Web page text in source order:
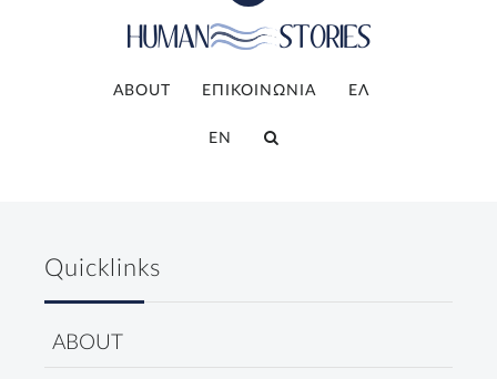
ABOUT ΕΠΙΚΟΙΝΩΝΙΑ ΕΛ
EN
Quicklinks
ABOUT